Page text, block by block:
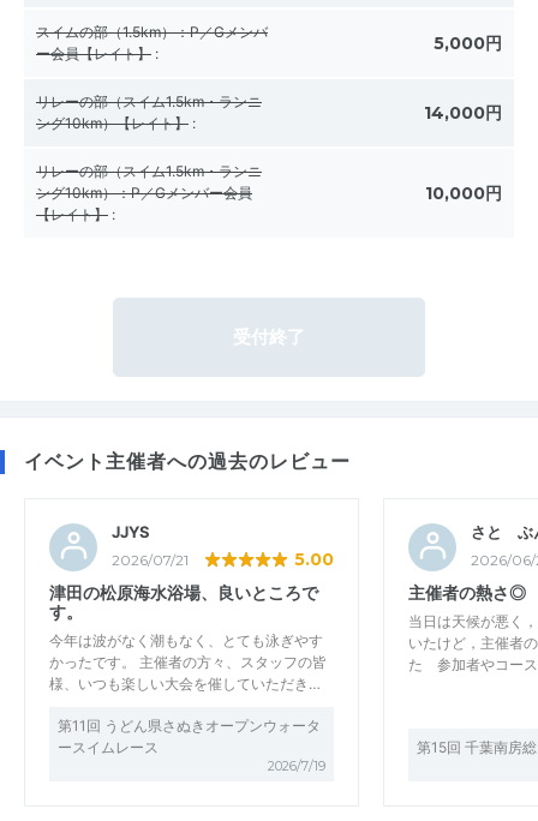
スイムの部（1.5km）：P／Gメンバ
ー会員【レイト】 : 5,000円
リレーの部（スイム1.5km・ランニ
ング10km）【レイト】 : 14,000円
リレーの部（スイム1.5km・ランニ
ング10km）：P／Gメンバー会員
【レイト】 :
10,000円
受付終了
イベント主催者への過去のレビュー
JJYS
2026/07/21 5.00
津田の松原海水浴場、良いところで
す。
今年は波がなく潮もなく、とても泳ぎやす
かったです。 主催者の方々、スタッフの皆
様、いつも楽しい大会を催していただき…
第11回 うどん県さぬきオープンウォータ
ースイムレース
2026/7/19
さと ぶ
2026/06/
主催者の熱さ◎
当日は天候が悪く
いたけど，主催者
た 参加者やコー
第15回 千葉南房